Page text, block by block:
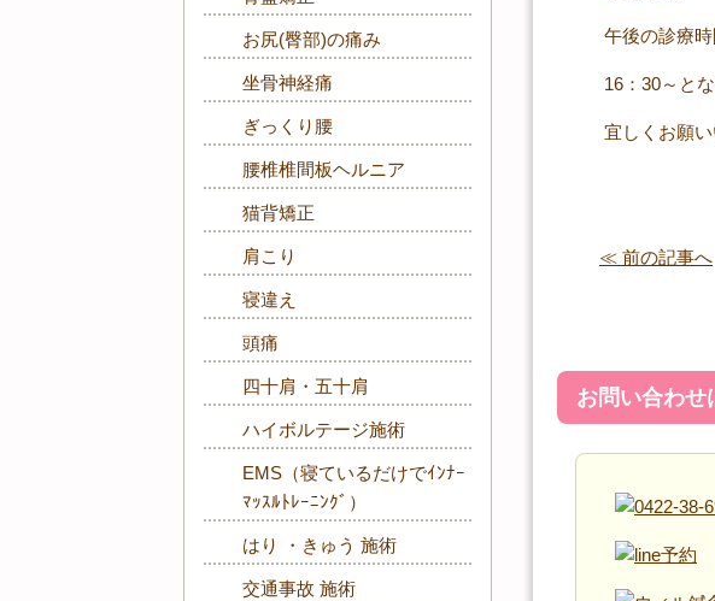
午後の診療
16：30～とな
宜しくお願い
≪ 前の記事へ
お問い合わ
お尻(臀部)の痛み
坐骨神経痛
ぎっくり腰
腰椎椎間板ヘルニア
猫背矯正
肩こり
寝違え
頭痛
四十肩・五十肩
ハイボルテージ施術
EMS（寝ているだけでｲﾝﾅｰ
ﾏｯｽﾙﾄﾚｰﾆﾝｸﾞ）
はり ・きゅう 施術
交通事故 施術